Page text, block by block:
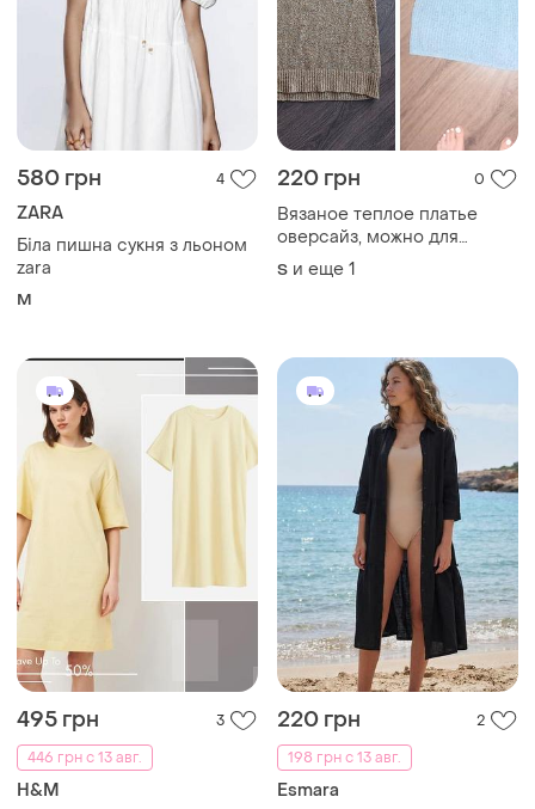
580 грн 4
ZARA
Біла пишна сукня з льоном
zara
M
220 грн 0
Вязаное теплое платье
оверсайз, можно для
беременных.
S и еще 1
495 грн
3
446 грн с 13 авг.
H&M
220 грн
2
198 грн с 13 авг.
Esmara